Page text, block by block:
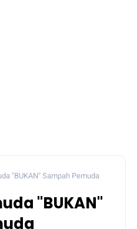
"BUKAN" Sampah Pemuda
"BUKAN"